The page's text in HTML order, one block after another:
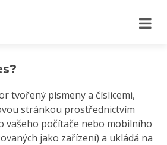
tvořený písmeny a číslicemi,
stránkou prostřednictvím
vašeho počítače nebo mobilního
jako zařízení) a ukládá na